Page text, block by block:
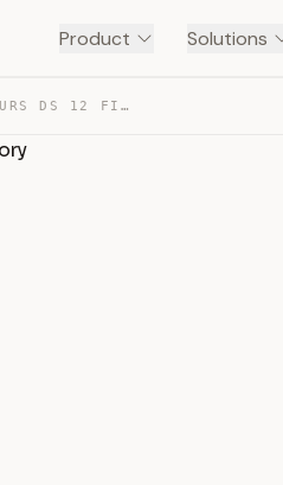
Product Solutions
WBSU SEMESTER 6 ENGLISH HONOURS DS 12 FINAL SUGGESTION … — TRANSCRIPT